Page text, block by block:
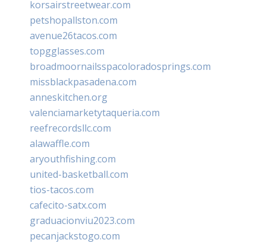
korsairstreetwear.com
petshopallston.com
avenue26tacos.com
topgglasses.com
broadmoornailsspacoloradosprings.com
missblackpasadena.com
anneskitchen.org
valenciamarketytaqueria.com
reefrecordsllc.com
alawaffle.com
aryouthfishing.com
united-basketball.com
tios-tacos.com
cafecito-satx.com
graduacionviu2023.com
pecanjackstogo.com